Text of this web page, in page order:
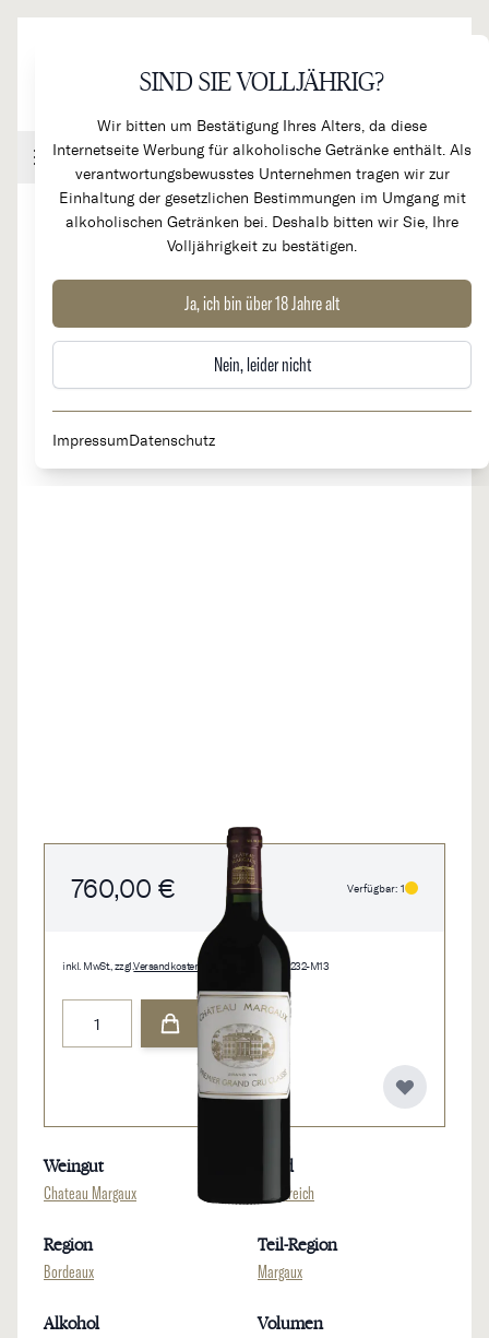
SIND SIE VOLLJÄHRIG?
Wir bitten um Bestätigung Ihres Alters, da diese
Internetseite Werbung für alkoholische Getränke enthält. Als
verantwortungsbewusstes Unternehmen tragen wir zur
Einhaltung der gesetzlichen Bestimmungen im Umgang mit
alkoholischen Getränken bei. Deshalb bitten wir Sie, Ihre
Volljährigkeit zu bestätigen.
Ja, ich bin über 18 Jahre alt
Nein, leider nicht
ImpressumDatenschutz
Handel & Gastronomie Kundenkonto Warenkorb
Chateau Margaux 1er
Grand Cru Classé
RARITÄT
760,00 € Verfügbar: 1
inkl. MwSt., zzgl.Versandkosten • 1,5 l • 506,67 €/l • 1232-M13
Weingut
Chateau Margaux
Land
Frankreich
Region
Bordeaux
Teil-Region
Margaux
Alkohol Volumen